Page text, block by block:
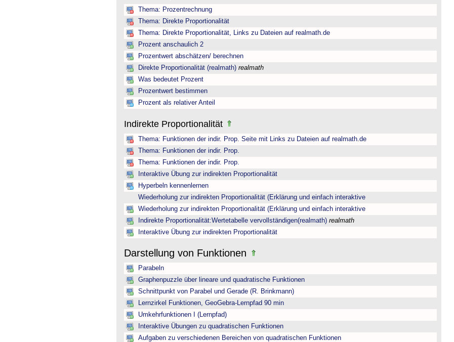
Thema: Prozentrechnung
Thema: Direkte Proportionalität
Thema: Direkte Proportionalität, Links zu Dateien auf realmath.de
Prozent anschaulich 2
Prozentwert abschätzen/ berechnen
Direkte Proportionalität (realmath) realmath
Was bedeutet Prozent
Prozentwert bestimmen
Prozent als relativer Anteil
Indirekte Proportionalität
Thema: Funktionen der indir. Prop. Seite mit Links zu Dateien auf realmath.de
Thema: Funktionen der indir. Prop.
Thema: Funktionen der indir. Prop.
Interaktive Übung zur indirekten Proportionalität
Hyperbeln kennenlernen
Wiederholung zur indirekten Proportionalität (Erklärung und einfach interaktive
Wiederholung zur indirekten Proportionalität (Erklärung und einfach interaktive
Indirekte Proportionalität:Wertetabelle vervollständigen(realmath) realmath
Interaktive Übung zur indirekten Proportionalität
Darstellung von Funktionen
Parabeln
Graphenpuzzle über lineare und quadratische Funktionen
Schnittpunkt von Parabel und Gerade (R. Brinkmann)
Lernzirkel Funktionen, GeoGebra-Lernpfad 90 min
Umkehrfunktionen I (Lernpfad)
Interaktive Übungen zu quadratischen Funktionen
Aufgaben zu verschiedenen Bereichen von quadratischen Funktionen